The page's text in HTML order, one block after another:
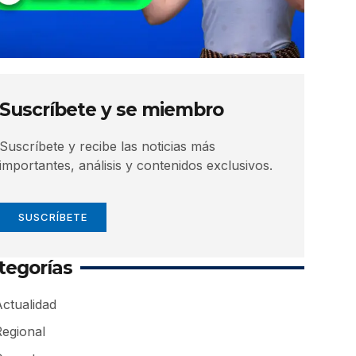
Suscríbete y se miembro
Suscríbete y recibe las noticias más
importantes, análisis y contenidos exclusivos.
SUSCRÍBETE